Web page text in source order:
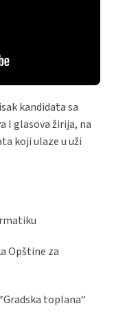
kandidata sa
I glasova žirija, na
koji ulaze u uži
Opštine za
toplana“